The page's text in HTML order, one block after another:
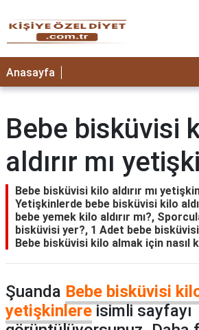
ANASAYFA
Anasayfa
Bebe bisküvisi
aldırır mı
Bebe bisküvisi kilo aldırır mı
Yetişkinlerde bebe bisküvisi kilo
bebe yemek kilo aldırır mı?,
bisküvisi yer?, 1 Adet bebe
Bebe bisküvisi kilo almak için nasıl
Şuanda Bebe bisküvisi
yetişkinlereisimli sayfayı